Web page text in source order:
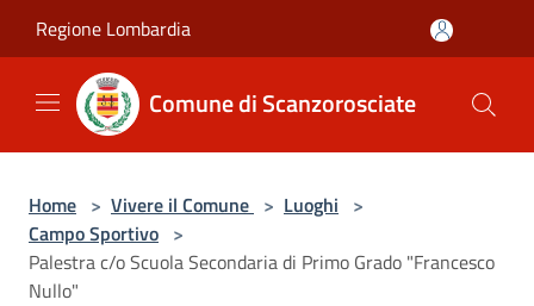
Regione Lombardia
Comune di Scanzorosciate
Home > Vivere il Comune > Luoghi >
Campo Sportivo >
Palestra c/o Scuola Secondaria di Primo Grado "Francesco
Nullo"